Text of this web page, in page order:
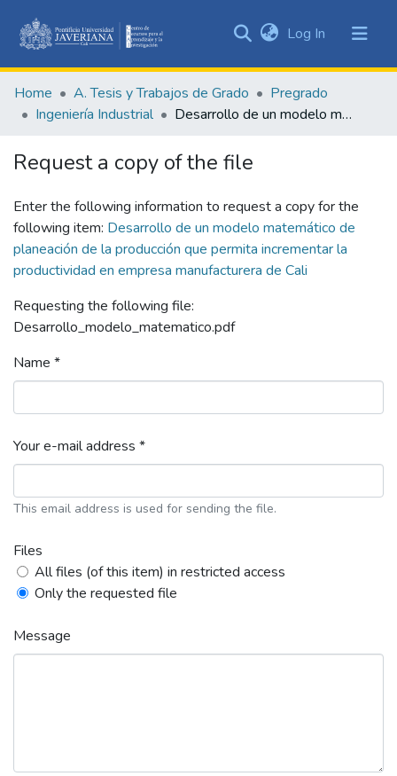
&
Collections
Log In (current)
Home A. Tesis y Trabajos de Grado
Pregrado
Ingeniería Industrial
Desarrollo de un modelo matemático de planeación de la producción que permita incrementar la productividad en empresa manufacturera de Cali
Request a copy of the file
Enter the following information to request a copy for the
following item: Desarrollo de un modelo matemático de
planeación de la producción que permita incrementar la
productividad en empresa manufacturera de Cali
Requesting the following file:
Desarrollo_modelo_matematico.pdf
Name *
Your e-mail address *
This email address is used for sending the file.
Files
All files (of this item) in restricted access
Only the requested file
Message